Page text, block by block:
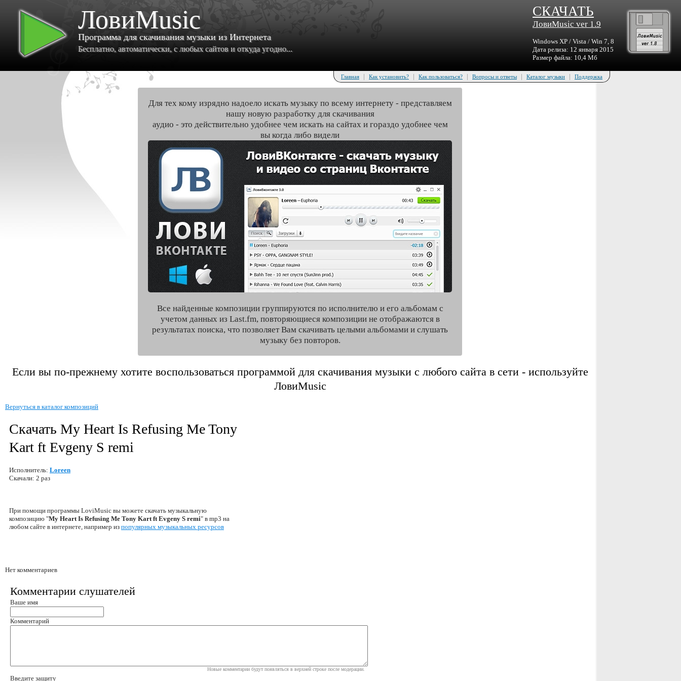
ЛовиMusic
Программа для скачивания музыки из Интернета
Бесплатно, автоматически, с любых сайтов и откуда угодно...
СКАЧАТЬ
ЛовиMusic ver 1.9
Windows XP / Vista / Win 7, 8
Дата релиза: 12 января 2015
Размер файла: 10,4 Мб
Главная | Как установить? | Как пользоваться? | Вопросы и ответы | Каталог музыки | Поддержка
Для тех кому изрядно надоело искать музыку по всему интернету - представляем
нашу новую разработку для скачивания
аудио - это действительно удобнее чем искать на сайтах и гораздо удобнее чем
вы когда либо видели
Все найденные композиции группируются по исполнителю и его альбомам с
учетом данных из Last.fm, повторяющиеся композиции не отображаются в
результатах поиска, что позволяет Вам скачивать целыми альбомами и слушать
музыку без повторов.
Если вы по-прежнему хотите воспользоваться программой для скачивания музыки с любого сайта в сети - используйте
ЛовиMusic
Вернуться в каталог композиций
Скачать My Heart Is Refusing Me Tony
Kart ft Evgeny S remi
Исполнитель: Loreen
Скачали: 2 раз
При помощи программы LoviMusic вы можете скачать музыкальную
композицию "My Heart Is Refusing Me Tony Kart ft Evgeny S remi" в mp3 на
любом сайте в интернете, например из популярных музыкальных ресурсов
Нет комментариев
Комментарии слушателей
Ваше имя
Комментарий
Новые комментарии будут появляться в верхней строке после модерации.
Введите защиту